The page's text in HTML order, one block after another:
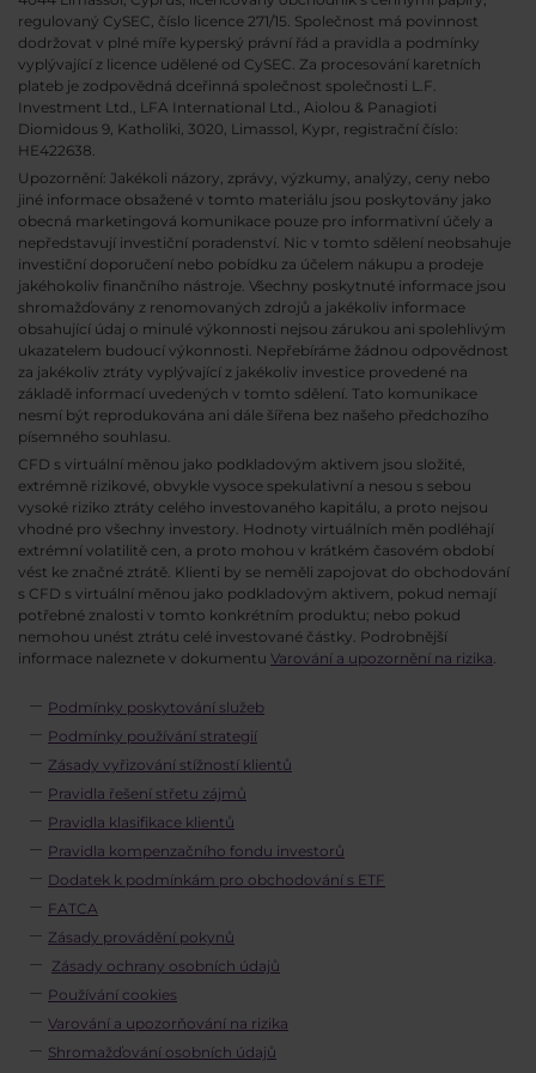
regulovaný CySEC, číslo licence 271/15. Společnost má povinnost
dodržovat v plné míře kyperský právní řád a pravidla a podmínky
vyplývající z licence udělené od CySEC. Za procesování karetních
plateb je zodpovědná dceřinná společnost společnosti L.F.
Investment Ltd., LFA International Ltd., Aiolou & Panagioti
Diomidous 9, Katholiki, 3020, Limassol, Kypr, registrační číslo:
HE422638.
Upozornění: Jakékoli názory, zprávy, výzkumy, analýzy, ceny nebo
jiné informace obsažené v tomto materiálu jsou poskytovány jako
obecná marketingová komunikace pouze pro informativní účely a
nepředstavují investiční poradenství. Nic v tomto sdělení neobsahuje
investiční doporučení nebo pobídku za účelem nákupu a prodeje
jakéhokoliv finančního nástroje. Všechny poskytnuté informace jsou
shromažďovány z renomovaných zdrojů a jakékoliv informace
obsahující údaj o minulé výkonnosti nejsou zárukou ani spolehlivým
ukazatelem budoucí výkonnosti. Nepřebíráme žádnou odpovědnost
za jakékoliv ztráty vyplývající z jakékoliv investice provedené na
základě informací uvedených v tomto sdělení. Tato komunikace
nesmí být reprodukována ani dále šířena bez našeho předchozího
písemného souhlasu.
CFD s virtuální měnou jako podkladovým aktivem jsou složité,
extrémně rizikové, obvykle vysoce spekulativní a nesou s sebou
vysoké riziko ztráty celého investovaného kapitálu, a proto nejsou
vhodné pro všechny investory. Hodnoty virtuálních měn podléhají
extrémní volatilitě cen, a proto mohou v krátkém časovém období
vést ke značné ztrátě. Klienti by se neměli zapojovat do obchodování
s CFD s virtuální měnou jako podkladovým aktivem, pokud nemají
potřebné znalosti v tomto konkrétním produktu; nebo pokud
nemohou unést ztrátu celé investované částky. Podrobnější
informace naleznete v dokumentu Varování a upozornění na rizika
Podmínky poskytování služeb
Podmínky používání strategií
Zásady vyřizování stížností klientů
Pravidla řešení střetu zájmů
Pravidla klasifikace klientů
Pravidla kompenzačního fondu investorů
Dodatek k podmínkám pro obchodování s ETF
FATCA
Zásady provádění pokynů
Zásady ochrany osobních údajů
Používání cookies
Varování a upozorňování na rizika
Shromažďování osobních údajů